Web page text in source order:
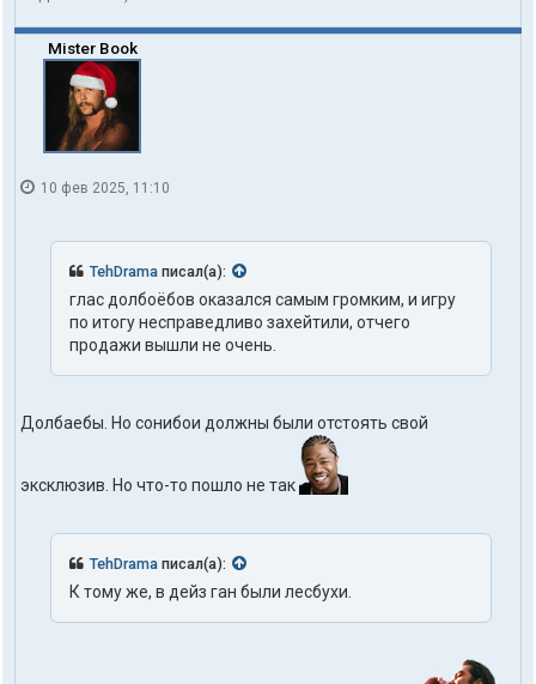
Mister Book
10 фев 2025, 11:10
TehDrama писал(а):
глас долбоёбов оказался самым громким, и игру
по итогу несправедливо захейтили, отчего
продажи вышли не очень.
Долбаебы. Но сонибои должны были отстоять свой
эксклюзив. Но что-то пошло не так
TehDrama писал(а):
К тому же, в дейз ган были лесбухи.